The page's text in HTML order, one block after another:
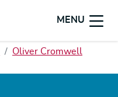
MENU
Oliver Cromwell